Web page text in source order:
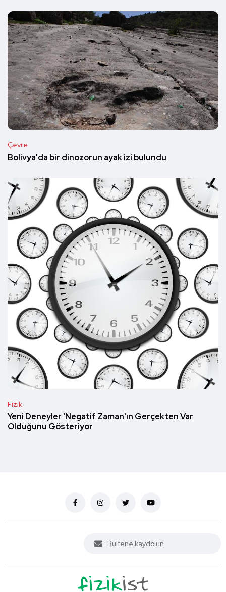
Çevre
Bolivya'da bir dinozorun ayak izi bulundu
Fizik
Yeni Deneyler 'Negatif Zaman'ın Gerçekten Var
Olduğunu Gösteriyor